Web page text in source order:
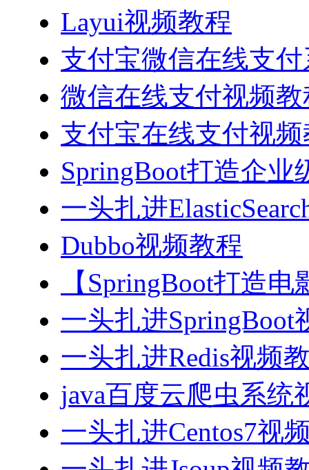
Layui视频教程
支付宝微信在线支
微信在线支付视频教
支付宝在线支付视
SpringBoot打造企业
一头扎进
Dubbo视频教程
【SpringBoot打造
一头扎进SpringBoot
一头扎进Redis视频
java百度云爬虫系统
一头扎进Centos7视